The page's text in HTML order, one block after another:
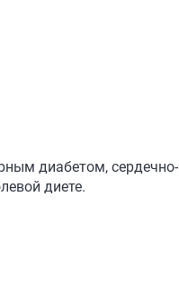
диабетом, сердечно-
диете.